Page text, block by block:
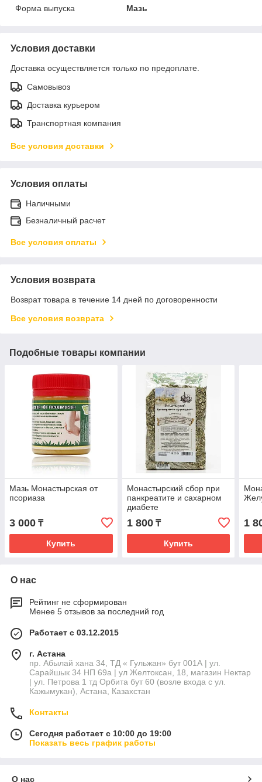
Форма выпуска Мазь
Условия доставки
Доставка осуществляется только по предоплате.
Самовывоз
Доставка курьером
Транспортная компания
Все условия доставки
Условия оплаты
Наличными
Безналичный расчет
Все условия оплаты
Условия возврата
Возврат товара в течение 14 дней по договоренности
Все условия возврата
Подобные товары компании
Мазь Монастырская от
псориаза
3 000 ₸
Купить
Монастырский сбор при
панкреатите и сахарном
диабете
1 800₸
Купить
1
О нас
Рейтинг не сформирован
Менее 5 отзывов за последний год
Работает с 03.12.2015
г. Астана
пр. Абылай хана 34, ТД « Гульжан» бут 001А | ул.
Сарайшык 34 НП 69а | ул Желтоксан, 18, магазин Нектар
| ул. Петрова 1 тд Орбита бут 60 (возле входа с ул.
Кажымукан), Астана, Казахстан
Контакты
Сегодня работает с 10:00 до 19:00
Показать весь график работы
О нас